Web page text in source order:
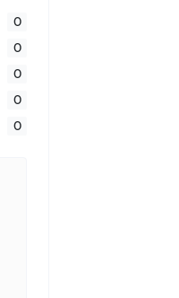
0
0
0
0
0